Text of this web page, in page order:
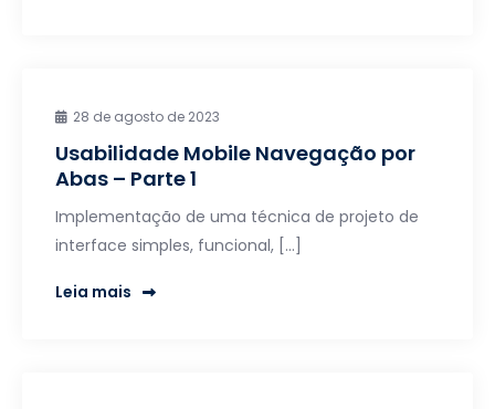
28 de agosto de 2023
Usabilidade Mobile Navegação por
Abas – Parte 1
Implementação de uma técnica de projeto de
interface simples, funcional, […]
Leia mais